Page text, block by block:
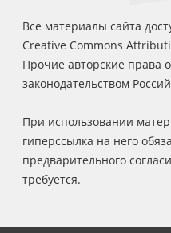
Все материалы сайта
Creative Commons
Прочие авторские права
законодательством
При использовании
гиперссылка на него
предварительного
требуется.